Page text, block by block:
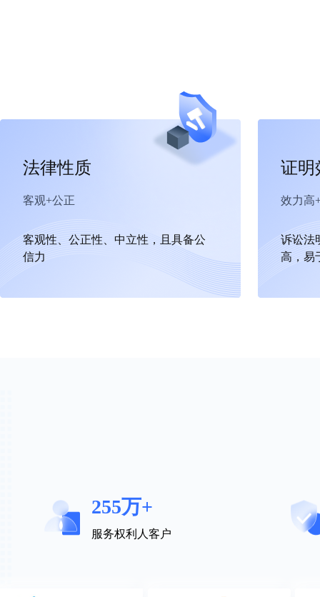
法律性质
客观+公正
客观性、公正性、中立性，且具备公
信力
证明
效力高
诉讼法
高，易
255万+
服务权利人客户